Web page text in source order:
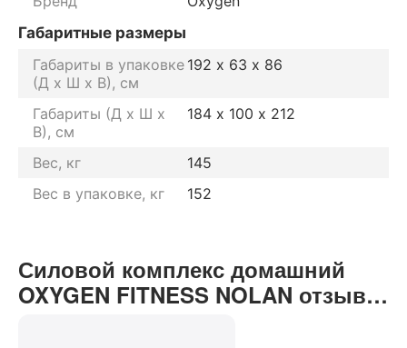
Габаритные размеры
Габариты в упаковке
(Д х Ш х В), см
192 х 63 x 86
Габариты (Д х Ш х
В), см
184 х 100 x 212
Вес, кг
145
Вес в упаковке, кг
152
Силовой комплекс домашний
OXYGEN FITNESS NOLAN отзывы